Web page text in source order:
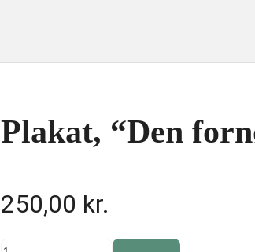
Plakat, “Den
250,00 kr.